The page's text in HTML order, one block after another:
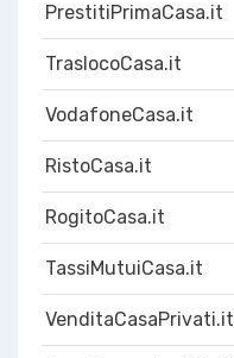
PrestitiPrimaCasa.it
TraslocoCasa.it
VodafoneCasa.it
RistoCasa.it
RogitoCasa.it
TassiMutuiCasa.it
VenditaCasaPrivati.it